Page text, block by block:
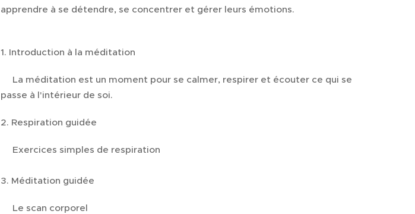
apprendre à se détendre, se concentrer et gérer leurs émotions.
1. Introduction à la méditation
✨️La méditation est un moment pour se calmer, respirer et écouter ce qui se
passe à l'intérieur de soi.
2. Respiration guidée
✨️Exercices simples de respiration
3. Méditation guidée
✨️Le scan corporel